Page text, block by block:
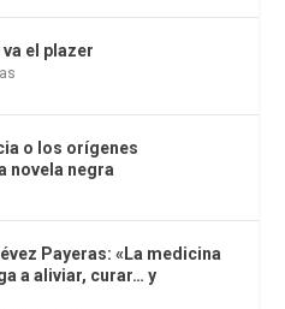
el plazer
o los orígenes
novela negra
Payeras: «La medicina
a aliviar, curar… y